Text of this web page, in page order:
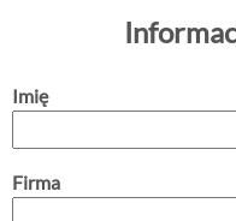
Imię
Firma